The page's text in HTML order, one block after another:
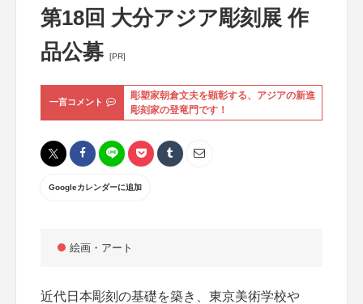
第18回 大分アジア彫刻展 作
品公募
[PR]
一言コメント
彫塑家朝倉文夫を顕彰する、アジアの新進
彫刻家の登竜門です！
Googleカレンダーに追加
絵画・アート
近代日本彫刻の基礎を築き、東京美術学校や